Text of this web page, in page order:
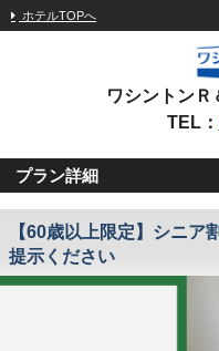
ホテルTOPへ
ワシントン
TEL：
プラン詳細
【60歳以上限定】シニ
提示ください